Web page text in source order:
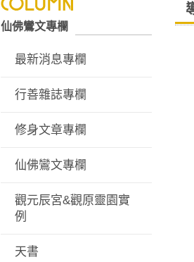
仙佛鸞文專欄
最新消息專欄
行善雜誌專欄
修身文章專欄
仙佛鸞文專欄
觀元辰宮&觀原靈園實
例
天書